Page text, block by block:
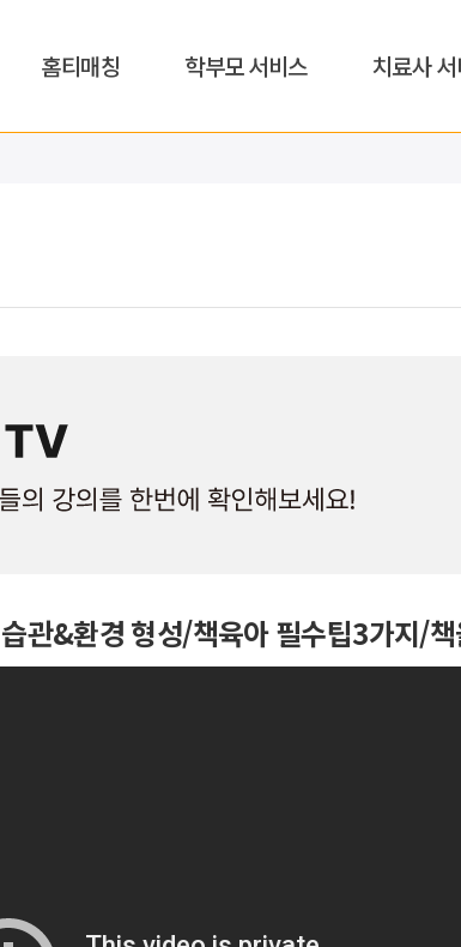
홈티매칭 학부모 서비스 치료사
관&환경 형성/책육아 필수팁3가지/